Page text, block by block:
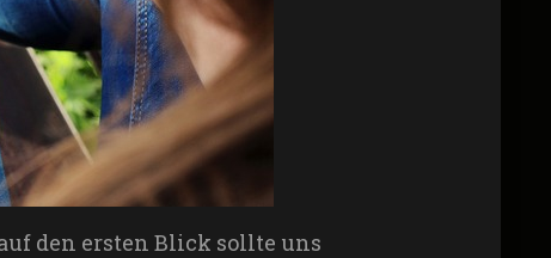
den ersten Blick sollte uns